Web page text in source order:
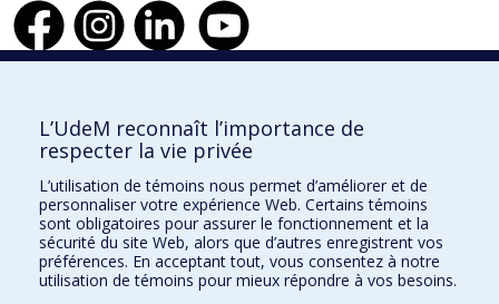
Faculté de l'aménagement
École d'architecture
École de design
École d'urbanisme et d'architecture de paysage
L’UdeM reconnaît l’importance de
respecter la vie privée
L’utilisation de témoins nous permet d’améliorer et de
personnaliser votre expérience Web. Certains témoins
sont obligatoires pour assurer le fonctionnement et la
sécurité du site Web, alors que d’autres enregistrent vos
préférences. En acceptant tout, vous consentez à notre
utilisation de témoins pour mieux répondre à vos besoins.